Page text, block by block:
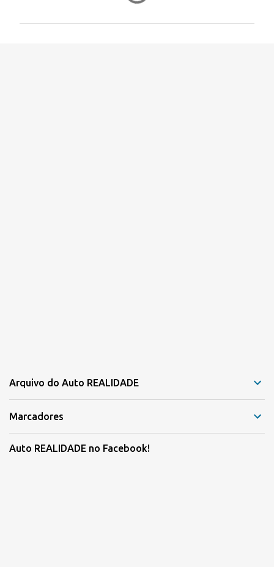
Arquivo do Auto REALIDADE
Marcadores
Auto REALIDADE no Facebook!